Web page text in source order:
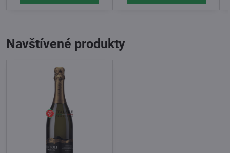
Navštívené produkty